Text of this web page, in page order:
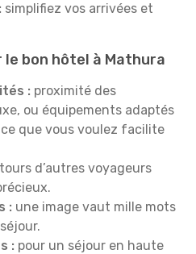
simplifiez vos arrivées et
le bon hôtel à Mathura
: proximité des
ou équipements adaptés
que vous voulez facilite
d’autres voyageurs
: une image vaut mille mots
: pour un séjour en haute